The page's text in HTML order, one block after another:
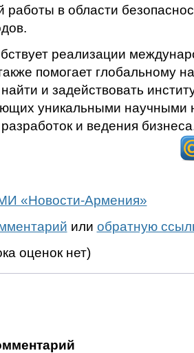
работы в области
реализации
помогает глобальному
и задействовать
уникальными научными
и ведения
«Новости-Армения»
или обратную
оценок нет)